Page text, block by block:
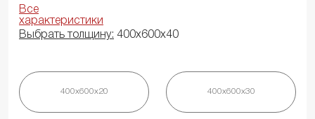
Все
характеристики
Выбрать толщину: 400х600х40
400х600х20 400х600х30